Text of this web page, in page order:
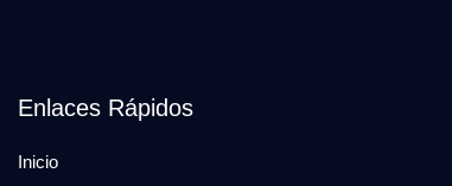
Enlaces Rápidos
Inicio